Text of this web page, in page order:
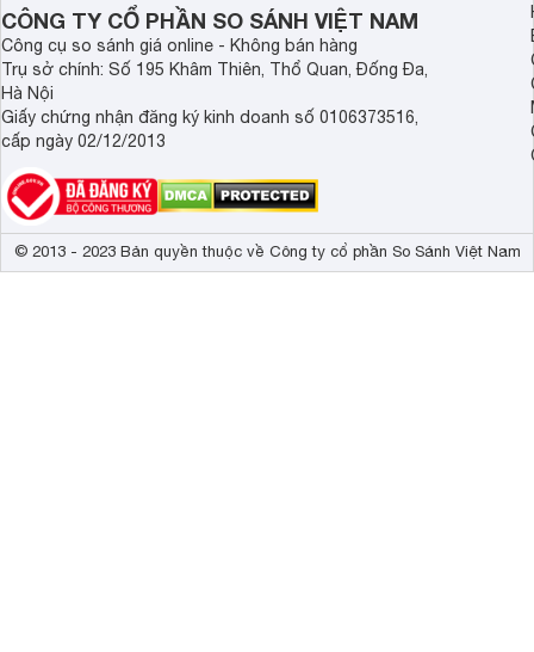
CÔNG TY CỔ PHẦN SO SÁNH VIỆT NAM
Công cụ so sánh giá online - Không bán hàng
Trụ sở chính: Số 195 Khâm Thiên, Thổ Quan, Đống Đa,
Hà Nội
Giấy chứng nhận đăng ký kinh doanh số 0106373516,
cấp ngày 02/12/2013
© 2013 - 2023 Bản quyền thuộc về Công ty cổ phần So Sánh Việt Nam